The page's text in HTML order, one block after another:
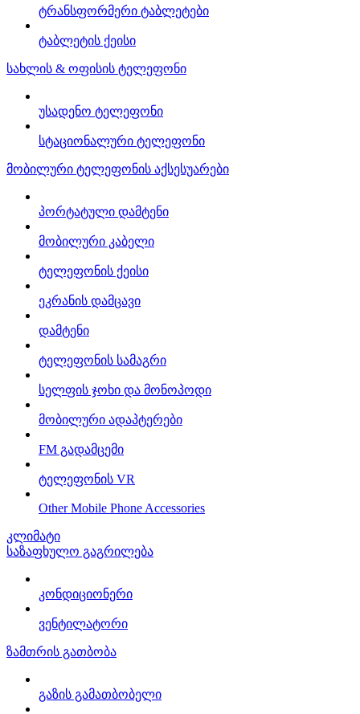
ტრანსფორმერი ტაბლეტები
ტაბლეტის ქეისი
სახლის & ოფისის ტელეფონი
უსადენო ტელეფონი
სტაციონალური ტელეფონი
მობილური ტელეფონის აქსესუარები
პორტატული დამტენი
მობილური კაბელი
ტელეფონის ქეისი
ეკრანის დამცავი
დამტენი
ტელეფონის სამაგრი
სელფის ჯოხი და მონოპოდი
მობილური ადაპტერები
FM გადამცემი
ტელეფონის VR
Other Mobile Phone Accessories
კლიმატი
საზაფხულო გაგრილება
კონდიციონერი
ვენტილატორი
ზამთრის გათბობა
გაზის გამათბობელი